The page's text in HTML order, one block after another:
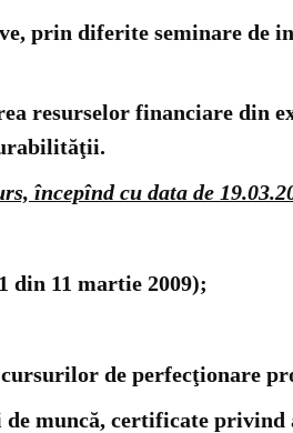
prin diferite seminare
resurselor financiare din
începînd cu data de
din 11 martie 2009);
de perfecţionare
muncă, certificate